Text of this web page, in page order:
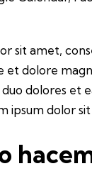
sit amet,
et dolore
dolores et
ipsum dolor